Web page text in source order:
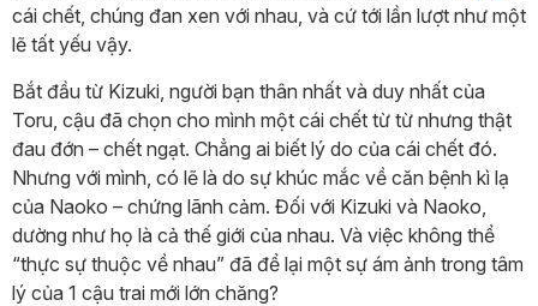
cái chết, chúng đan xen với nhau, và cứ tới lần lượt như một
lẽ tất yếu vậy.
Bắt đầu từ Kizuki, người bạn thân nhất và duy nhất của
Toru, cậu đã chọn cho mình một cái chết từ từ nhưng thật
đau đớn – chết ngạt. Chẳng ai biết lý do của cái chết đó.
Nhưng với mình, có lẽ là do sự khúc mắc về căn bệnh kì lạ
của Naoko – chứng lãnh cảm. Đối với Kizuki và Naoko,
dường như họ là cả thế giới của nhau. Và việc không thể
“thực sự thuộc về nhau” đã để lại một sự ám ảnh trong tâm
lý của 1 cậu trai mới lớn chăng?